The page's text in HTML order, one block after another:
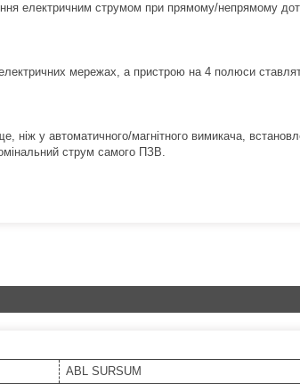
електричним струмом при прямому/непрямому
мережах, а пристрою на 4 полюси
у автоматичного/магнітного вимикача,
струм самого ПЗВ.
ABL SURSUM